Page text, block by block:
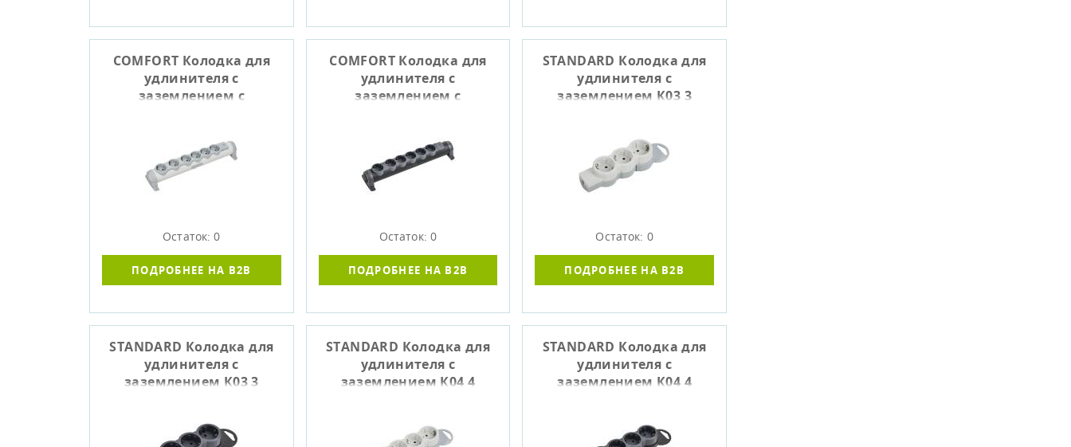
COMFORT Колодка для
удлинителя с
заземлением с
Остаток: 0
ПОДРОБНЕЕ НА B2B
COMFORT Колодка для
удлинителя с
заземлением с
Остаток: 0
ПОДРОБНЕЕ НА B2B
STANDARD Колодка для
удлинителя с
заземлением К03 3
Остаток: 0
ПОДРОБНЕЕ НА B2B
STANDARD Колодка для
удлинителя с
заземлением К03 3
STANDARD Колодка для
удлинителя с
заземлением К04 4
STANDARD Колодка для
удлинителя с
заземлением К04 4